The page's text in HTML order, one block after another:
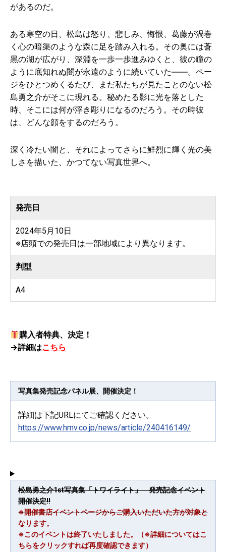
があるのだ。
ある寒空の日、松島は怒り、悲しみ、悔恨、葛藤が渦巻
く心の暗渠のような森に足を踏み入れる。その奥には蒼
黒の湖が広がり、深淵を一歩一歩進みゆくと、彼の瞳の
ように底知れぬ闇が永遠のように続いていた――。ペー
ジをひとつめくるたび、まだ私たちが見たことのない松
島勇之介がそこに現れる。秘めたる影に光を落とした
時、そこには何が浮き彫りになるのだろう。その時彼
は、どんな顔をするのだろう。
深く冷たい闇と、それによってさらに鮮烈に輝く光の美
しさを描いた、かつてない写真世界へ。
発売日
2024年5月10日
※店頭での発売日は一部地域により異なります。
判型
A4
購入者特典、決定！
→詳細はこちら
写真集発売記念パネル展、開催決定！
詳細は下記URLにてご確認ください。
https://www.hmv.co.jp/news/article/240416149/
松島勇之介1st写真集「トワイライト」 発売記念イベント
開催決定!!
※開催書店イベントページからご購入いただいた方が対象と
なります。
※このイベントは終了いたしました。（※詳細についてはこ
ちらをクリックすれば再度確認できます）